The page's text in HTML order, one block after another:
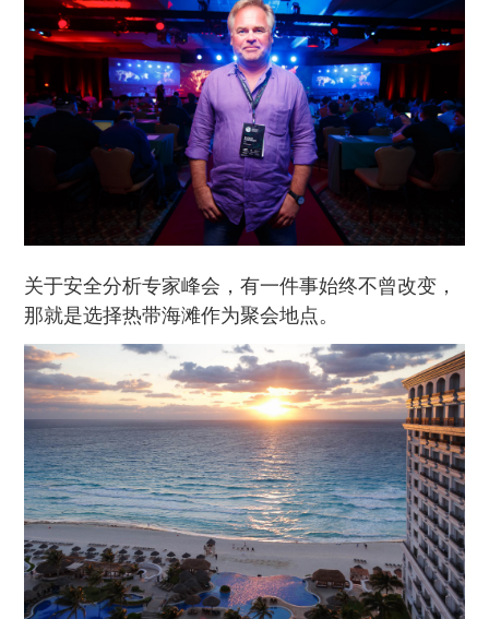
关于安全分析专家峰会，有一件事始终不曾改变，
那就是选择热带海滩作为聚会地点。